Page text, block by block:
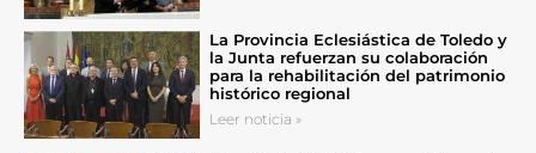
La Provincia Eclesiástica de Toledo y
la Junta refuerzan su colaboración
para la rehabilitación del patrimonio
histórico regional
Leer noticia »